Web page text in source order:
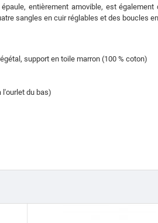
entièrement amovible, est
sangles en cuir réglables et des boucles
support en toile marron (100 % coton)
l'ourlet du bas)